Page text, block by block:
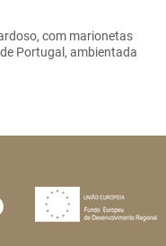
com marionetas
Portugal, ambientada